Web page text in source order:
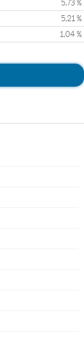
5,73 %
5,21 %
1,04 %